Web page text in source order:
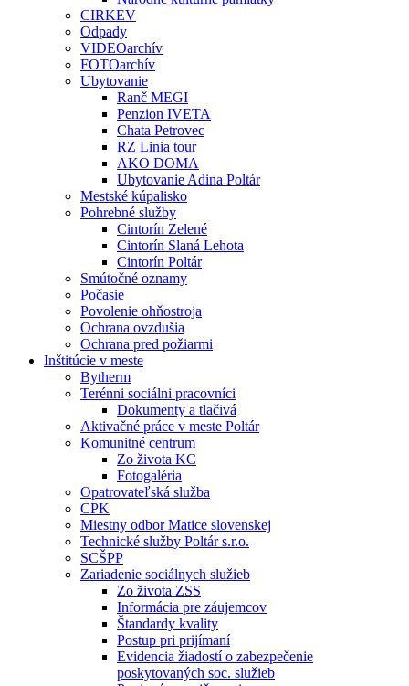
CIRKEV
Odpady
VIDEOarchív
FOTOarchív
Ubytovanie
Ranč MEGI
Penzion IVETA
Chata Petrovec
RZ Linia tour
AKO DOMA
Ubytovanie Adina Poltár
Mestské kúpalisko
Pohrebné služby
Cintorín Zelené
Cintorín Slaná Lehota
Cintorín Poltár
Smútočné oznamy
Počasie
Povolenie ohňostroja
Ochrana ovzdušia
Ochrana pred požiarmi
Inštitúcie v meste
Bytherm
Terénni sociálni pracovníci
Dokumenty a tlačivá
Aktivačné práce v meste Poltár
Komunitné centrum
Zo života KC
Fotogaléria
Opatrovateľská služba
CPK
Miestny odbor Matice slovenskej
Technické služby Poltár s.r.o.
SCŠPP
Zariadenie sociálnych služieb
Zo života ZSS
Informácia pre záujemcov
Štandardy kvality
Postup pri prijímaní
Evidencia žiadostí o zabezpečenie
poskytovaných soc. služieb